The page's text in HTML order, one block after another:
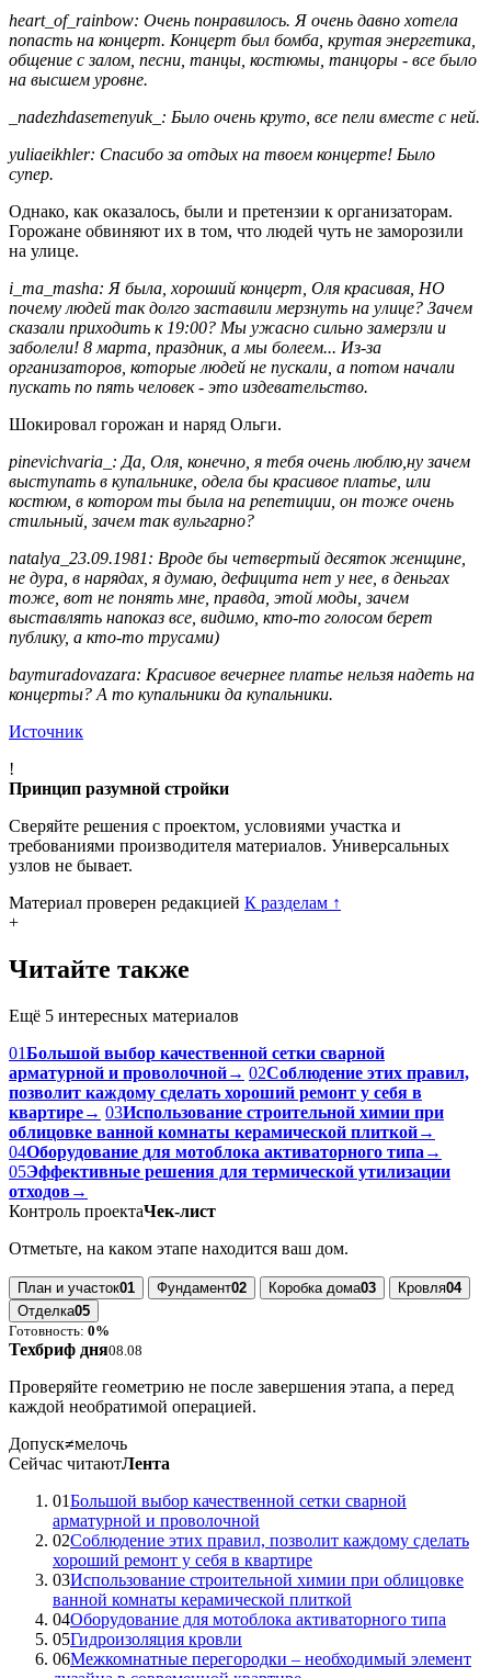
Однако те, кто был на концерте, отзываются положительно:
heart_of_rainbow: Очень понравилось. Я очень давно хотела
попасть на концерт. Концерт был бомба, крутая энергетика,
на высшем уровне.
_nadezhdasemenyuk_: Было очень круто, все пели вместе с ней.
супер.
Однако, как оказалось, были и претензии к организаторам.
на улице.
i_ma_masha: Я была, хороший концерт, Оля красивая, НО
почему людей так долго заставили мерзнуть на улице? Зачем
сказали приходить к 19:00? Мы ужасно сильно замерзли и
заболели! 8 марта, праздник, а мы болеем... Из-за
пускать по пять человек - это издевательство.
Шокировал горожан и наряд Ольги.
pinevichvaria_: Да, Оля, конечно, я тебя очень люблю,ну зачем
выступать в купальнике, одела бы красивое платье, или
стильный, зачем так вульгарно?
natalya_23.09.1981: Вроде бы четвертый десяток женщине,
не дура, в нарядах, я думаю, дефицита нет у нее, в деньгах
тоже, вот не понять мне, правда, этой моды, зачем
публику, а кто-то трусами)
концерты? А то купальники да купальники.
Источник
Принцип разумной стройки
Сверяйте решения с проектом, условиями участка и
узлов не бывает.
+
Читайте также
Ещё 5 интересных материалов
01Большой выбор качественной сетки сварной
арматурной и проволочной→ 02Соблюдение этих правил,
позволит каждому сделать хороший ремонт у себя в
квартире→ 03Использование строительной химии при
облицовке ванной комнаты керамической плиткой→
04Оборудование для мотоблока активаторного типа
05Эффективные решения для термической утилизации
Контроль проектаЧек-лист
Отметьте, на каком этапе находится ваш дом.
План и участок
Отделка05
Техбриф дня08.08
каждой необратимой операцией.
Сейчас читаютЛента
01Большой выбор качественной сетки сварной
арматурной и проволочной
02Соблюдение этих правил, позволит каждому сделать
хороший ремонт у себя в квартире
03Использование строительной химии при облицовке
ванной комнаты керамической плиткой
04Оборудование для мотоблока активаторного типа